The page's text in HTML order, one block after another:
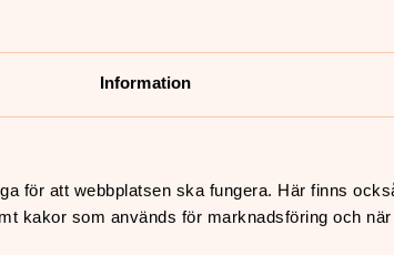
Information
för att webbplatsen ska fungera. Här finns
kakor som används för marknadsföring och